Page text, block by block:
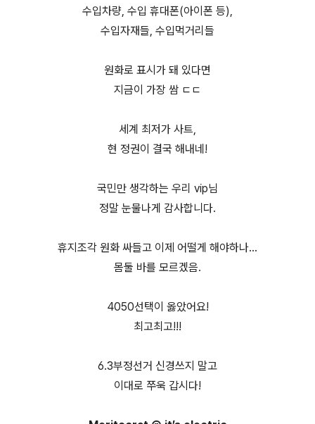
수입차량, 수입 휴대폰(아이폰 등),
수입자재들, 수입먹거리들
원화로 표시가 돼 있다면
지금이 가장 쌈 ㄷㄷ
세계 최저가 사트,
현 정권이 결국 해내네!
국민만 생각하는 우리 vip님
정말 눈물나게 감사합니다.
휴지조각 원화 싸들고 이제 어떨게 해야하나…
몸둘 바를 모르겠음.
4050선택이 옳았어요!
최고최고!!!
6.3부정선거 신경쓰지 말고
이대로 쭈욱 갑시다!